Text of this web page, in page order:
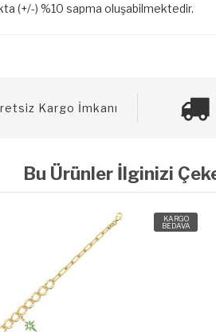
(+/-) %10 sapma oluşabilmektedir.
Kargo İmkanı
Bu Ürünler İlginizi
KARGO
BEDAVA